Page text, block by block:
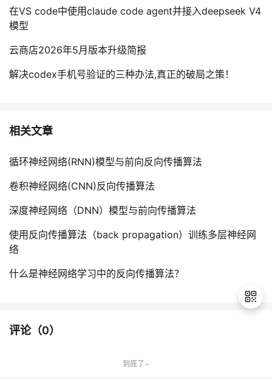
在VS code中使用claude code agent并接入deepseek V4
模型
云商店2026年5月版本升级简报
解决codex手机号验证的三种办法,真正的破局之策！
相关文章
循环神经网络(RNN)模型与前向反向传播算法
卷积神经网络(CNN)反向传播算法
深度神经网络（DNN）模型与前向传播算法
使用反向传播算法（back propagation）训练多层神经网
络
什么是神经网络学习中的反向传播算法？
评论（0）
到底了~